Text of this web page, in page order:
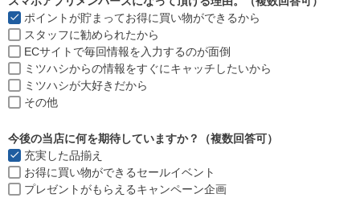
)
ポイントが貯まってお得に買い物ができるから
スタッフに勧められたから
ECサイトで毎回情報を入力するのが面倒
ミツハシからの情報をすぐにキャッチしたいから
ミツハシが大好きだから
その他
今後の当店に何を期待していますか？（複数回答可）
充実した品揃え
お得に買い物ができるセールイベント
プレゼントがもらえるキャンペーン企画